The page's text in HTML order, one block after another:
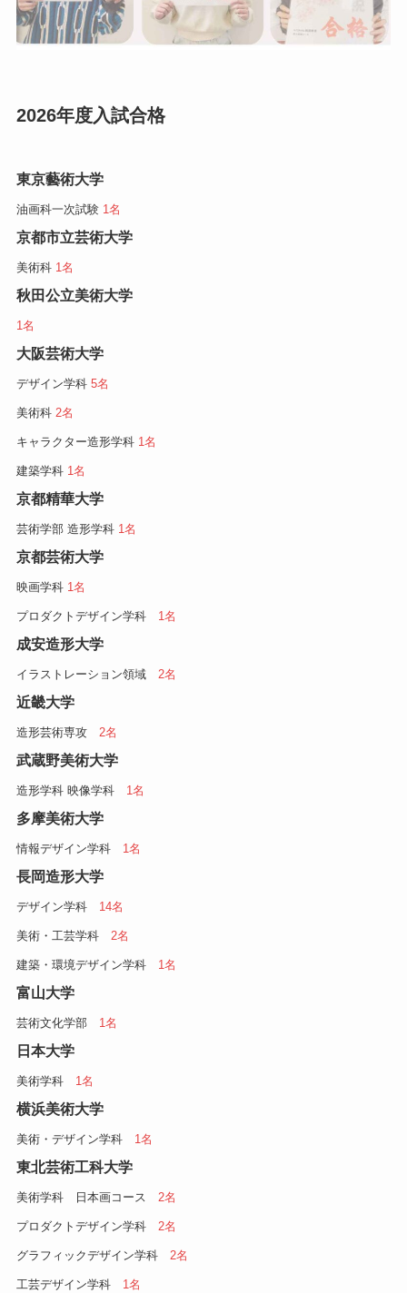
2026年度入試合格
東京藝術大学
油画科一次試験 1名
京都市立芸術大学
美術科 1名
秋田公立美術大学
1名
大阪芸術大学
デザイン学科 5名
美術科 2名
キャラクター造形学科 1名
建築学科 1名
京都精華大学
芸術学部 造形学科 1名
京都芸術大学
映画学科 1名
プロダクトデザイン学科 1名
成安造形大学
イラストレーション領域 2名
近畿大学
造形芸術専攻 2名
武蔵野美術大学
造形学科 映像学科 1名
多摩美術大学
情報デザイン学科 1名
長岡造形大学
デザイン学科 14名
美術・工芸学科 2名
建築・環境デザイン学科 1名
富山大学
芸術文化学部 1名
日本大学
美術学科 1名
横浜美術大学
美術・デザイン学科 1名
東北芸術工科大学
美術学科 日本画コース 2名
プロダクトデザイン学科 2名
グラフィックデザイン学科 2名
工芸デザイン学科 1名